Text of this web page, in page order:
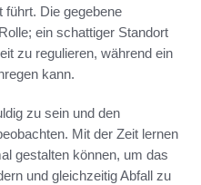
Die gegebene
ein schattiger Standort
zu regulieren, während ein
kann.
zu sein und den
Mit der Zeit lernen
gestalten können, um das
und gleichzeitig Abfall zu